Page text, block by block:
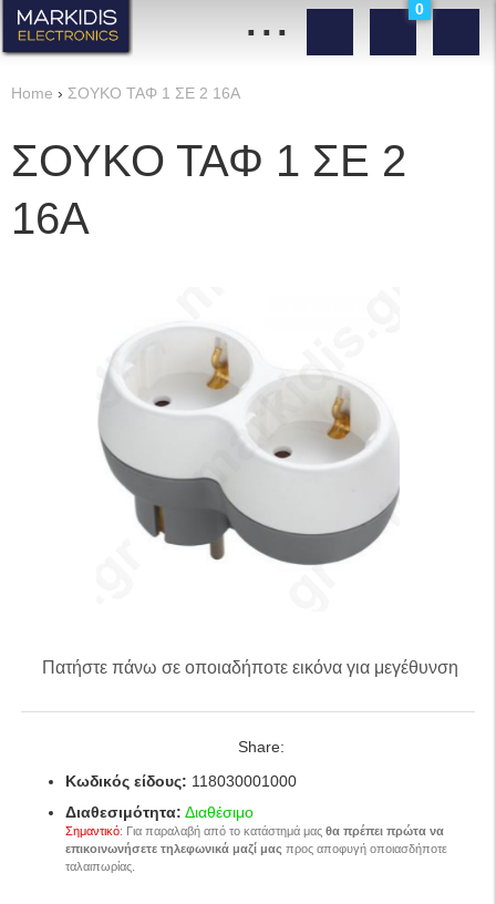
0
...
Home › ΣΟΥΚΟ ΤΑΦ 1 ΣΕ 2 16A
ΣΟΥΚΟ ΤΑΦ 1 ΣΕ 2
16A
Πατήστε πάνω σε οποιαδήποτε εικόνα για μεγέθυνση
Share:
Κωδικός είδους: 118030001000
Διαθεσιμότητα: Διαθέσιμο
Σημαντικό: Για παραλαβή από το κατάστημά μας θα πρέπει πρώτα να
επικοινωνήσετε τηλεφωνικά μαζί μας προς αποφυγή οποιασδήποτε
ταλαιπωρίας.